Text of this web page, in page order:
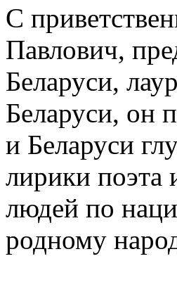
С
Павлович,
Беларуси,
Беларуси, он
и Беларуси
лирики поэта
людей по
родному